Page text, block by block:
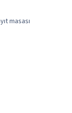
masası